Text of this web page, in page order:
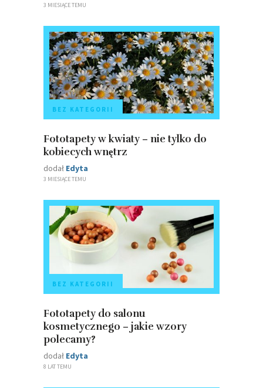
3 MIESIĄCE TEMU
BEZ KATEGORII
Fototapety w kwiaty – nie tylko do
kobiecych wnętrz
dodał Edyta
3 MIESIĄCE TEMU
BEZ KATEGORII
Fototapety do salonu
kosmetycznego – jakie wzory
polecamy?
dodał Edyta
8 LAT TEMU